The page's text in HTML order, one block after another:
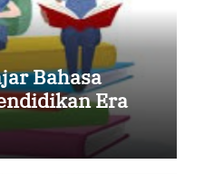
Bahasa
Era